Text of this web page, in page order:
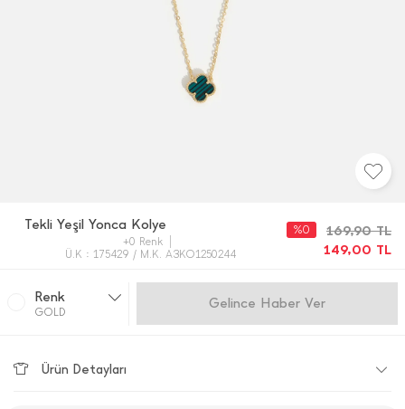
Tekli Yeşil Yonca Kolye
+0 Renk
Ü.K : 175429 / M.K. A3KO1250244
169,90TL
149,00 TL
%0
Renk
GOLD
Gelince Haber Ver
Ürün Detayları